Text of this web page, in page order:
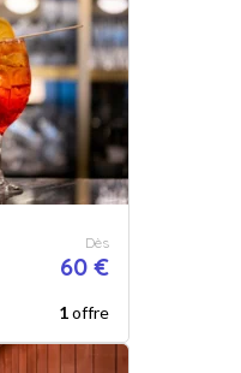
Dès
60 €
1offre